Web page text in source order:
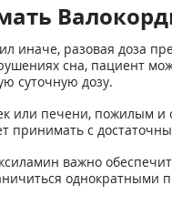
иначе, разовая доза
сна, пациент
суточную дозу.
печени, пожилым и
принимать с
важно